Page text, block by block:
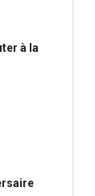
à la